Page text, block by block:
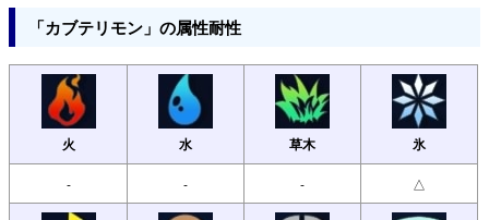
「カブテリモン」の属性耐性
火 水 草木 氷
- - - △